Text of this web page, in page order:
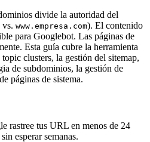
divide la autoridad del
vs. www.empresa.com). El contenido
para Googlebot. Las páginas de
Esta guía cubre la herramienta
clusters, la gestión del sitemap,
de subdominios, la gestión de
páginas de sistema.
rastree tus URL en menos de 24
esperar semanas.